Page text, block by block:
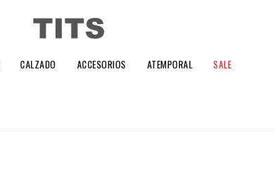
CALZADO ACCESORIOS ATEMPORAL SALE